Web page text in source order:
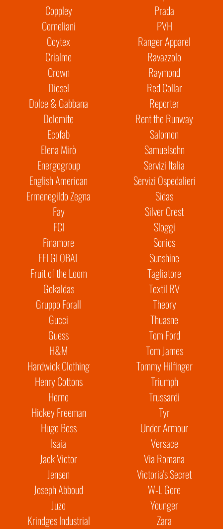
Coppley
Corneliani
Coytex
Crialme
Crown
Diesel
Dolce & Gabbana
Dolomite
Ecofab
Elena Mirò
Energogroup
English American
Ermenegildo Zegna
Fay
FCI
Finamore
FFI GLOBAL
Fruit of the Loom
Gokaldas
Gruppo Forall
Gucci
Guess
H&M
Hardwick Clothing
Henry Cottons
Herno
Hickey Freeman
Hugo Boss
Isaia
Jack Victor
Jensen
Joseph Abboud
Juzo
Krindges Industrial
Prada
PVH
Ranger Apparel
Ravazzolo
Raymond
Red Collar
Reporter
Rent the Runway
Salomon
Samuelsohn
Servizi Italia
Servizi Ospedalieri
Sidas
Silver Crest
Sloggi
Sonics
Sunshine
Tagliatore
Textil RV
Theory
Thuasne
Tom Ford
Tom James
Tommy Hilfinger
Triumph
Trussardi
Tyr
Under Armour
Versace
Via Romana
Victoria's Secret
W-L Gore
Younger
Zara